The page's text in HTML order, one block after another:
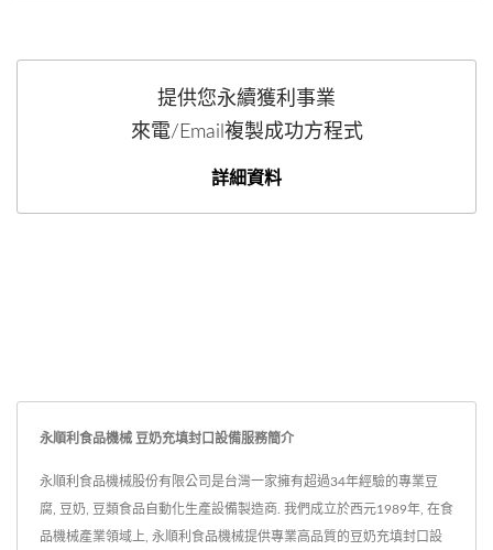
提供您永續獲利事業
來電/Email複製成功方程式
詳細資料
永順利食品機械 豆奶充填封口設備服務簡介
永順利食品機械股份有限公司是台灣一家擁有超過34年經驗的專業豆
腐, 豆奶, 豆類食品自動化生產設備製造商. 我們成立於西元1989年, 在食
品機械產業領域上, 永順利食品機械提供專業高品質的豆奶充填封口設